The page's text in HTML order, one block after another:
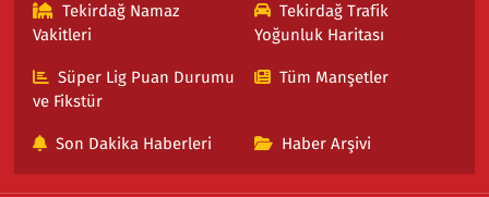
Tekirdağ Namaz
Vakitleri
Tekirdağ Trafik
Yoğunluk Haritası
Süper Lig Puan Durumu
ve Fikstür
Tüm Manşetler
Son Dakika Haberleri Haber Arşivi